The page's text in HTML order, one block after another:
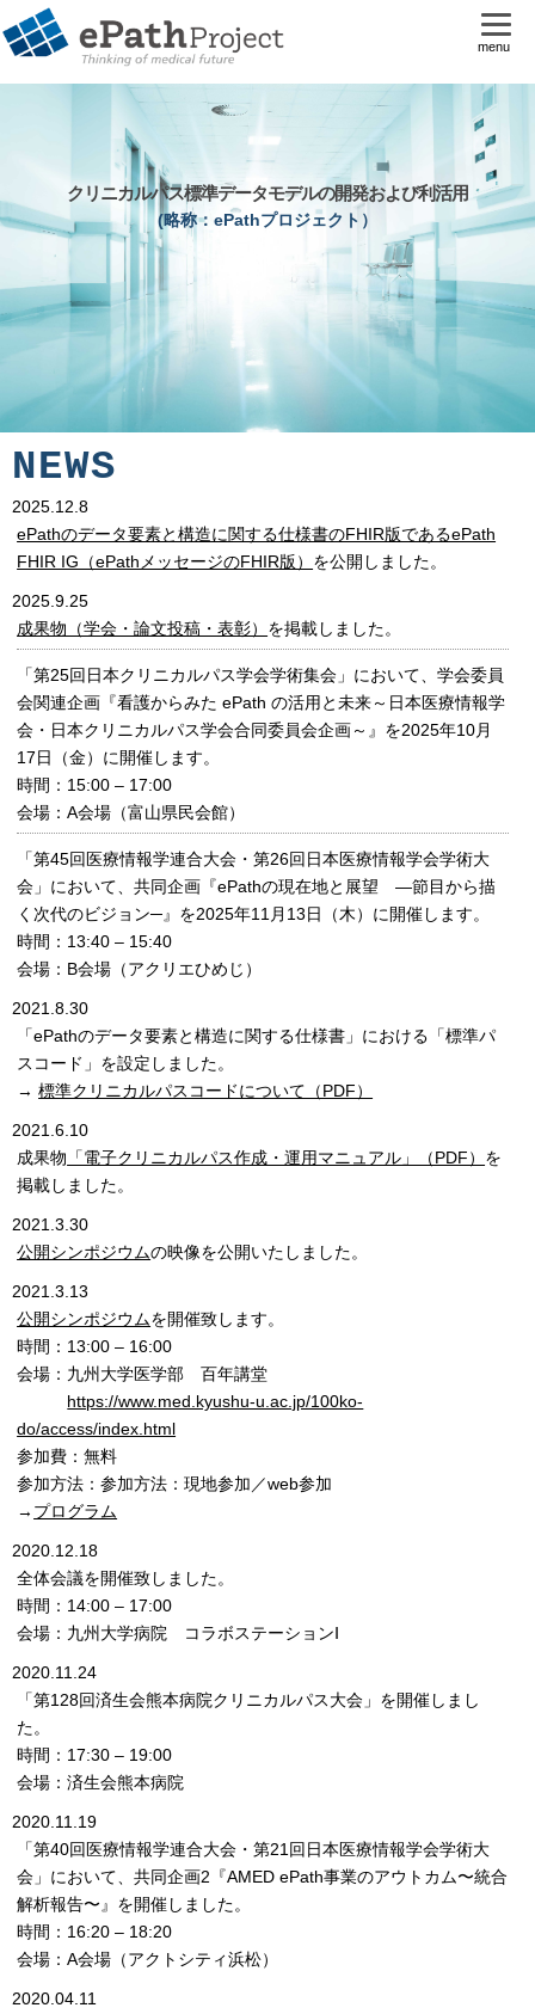
menu
クリニカルパス標準データモデルの開発および利活用
(略称：ePathプロジェクト）
NEWS
2025.12.8
ePathのデータ要素と構造に関する仕様書のFHIR版であるePath
FHIR IG（ePathメッセージのFHIR版） を公開しました。
2025.9.25
成果物（学会・論文投稿・表彰） を掲載しました。
「第25回日本クリニカルパス学会学術集会」において、学会委員
会関連企画『看護からみた ePath の活用と未来～日本医療情報学
会・日本クリニカルパス学会合同委員会企画～』を2025年10月
17日（金）に開催します。
時間：15:00 – 17:00
会場：A会場（富山県民会館）
「第45回医療情報学連合大会・第26回日本医療情報学会学術大
会」において、共同企画『ePathの現在地と展望 ―節目から描
く次代のビジョン─』を2025年11月13日（木）に開催します。
時間：13:40 – 15:40
会場：B会場（アクリエひめじ）
2021.8.30
「ePathのデータ要素と構造に関する仕様書」における「標準パ
スコード」を設定しました。
→標準クリニカルパスコードについて（PDF）
2021.6.10
成果物 「電子クリニカルパス作成・運用マニュアル」（PDF） を
掲載しました。
2021.3.30
公開シンポジウムの映像を公開いたしました。
2021.3.13
公開シンポジウムを開催致します。
時間：13:00 – 16:00
会場：九州大学医学部 百年講堂
https://www.med.kyushu-u.ac.jp/100ko-
do/access/index.html
参加費：無料
参加方法：参加方法：現地参加／web参加
→ プログラム
2020.12.18
全体会議を開催致しました。
時間：14:00 – 17:00
会場：九州大学病院 コラボステーションⅠ
2020.11.24
「第128回済生会熊本病院クリニカルパス大会」を開催しまし
た。
時間：17:30 – 19:00
会場：済生会熊本病院
2020.11.19
「第40回医療情報学連合大会・第21回日本医療情報学会学術大
会」において、共同企画2『AMED ePath事業のアウトカム〜統合
解析報告〜』を開催しました。
時間：16:20 – 18:20
会場：A会場（アクトシティ浜松）
2020.04.11